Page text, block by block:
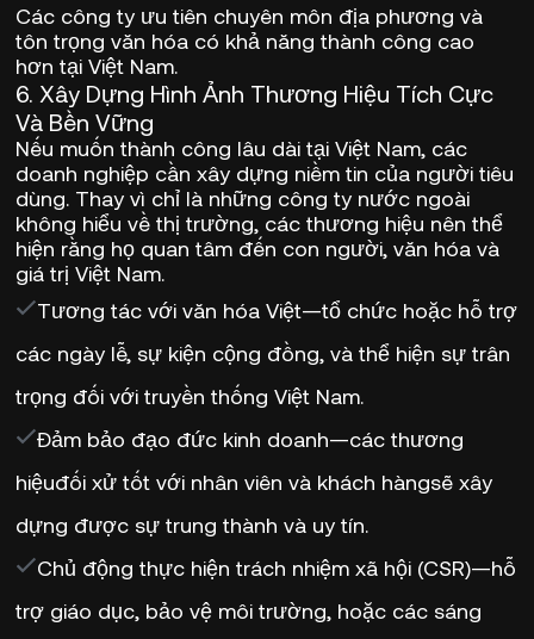
Các công ty ưu tiên chuyên môn địa phương và
tôn trọng văn hóa có khả năngthành công cao
hơn tại Việt Nam.
6. Xây Dựng Hình Ảnh Thương Hiệu Tích Cực
Và Bền Vững
Nếu muốn thành công lâu dài tại Việt Nam, các
doanh nghiệp cầnxây dựng niềm tin của người tiêu
dùng. Thay vì chỉ là những công ty nước ngoài
không hiểu về thị trường, các thương hiệu nên thể
hiện rằng họ quan tâm đến con người, văn hóa và
giá trị Việt Nam.
Tương tác với văn hóa Việt—tổ chức hoặc hỗ trợ
các ngày lễ, sự kiện cộng đồng, và thể hiện sự trân
trọng đối với truyền thống Việt Nam.
Đảm bảo đạo đức kinh doanh—các thương
hiệuđối xử tốt với nhân viên và khách hàngsẽ xây
dựng được sự trung thành và uy tín.
Chủ động thực hiện trách nhiệm xã hội (CSR)—hỗ
trợ giáo dục, bảo vệ môi trường, hoặc các sáng